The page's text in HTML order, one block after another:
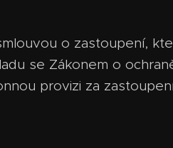
o zastoupení,
se Zákonem o
provizi za